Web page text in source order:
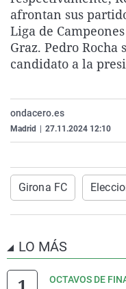
afrontan sus
Liga de
Graz. Pedro Rocha
candidato a la
ondacero.es
Madrid 27.11.2024 12:10
Girona FC
LO MÁS
OCTAVOS DE